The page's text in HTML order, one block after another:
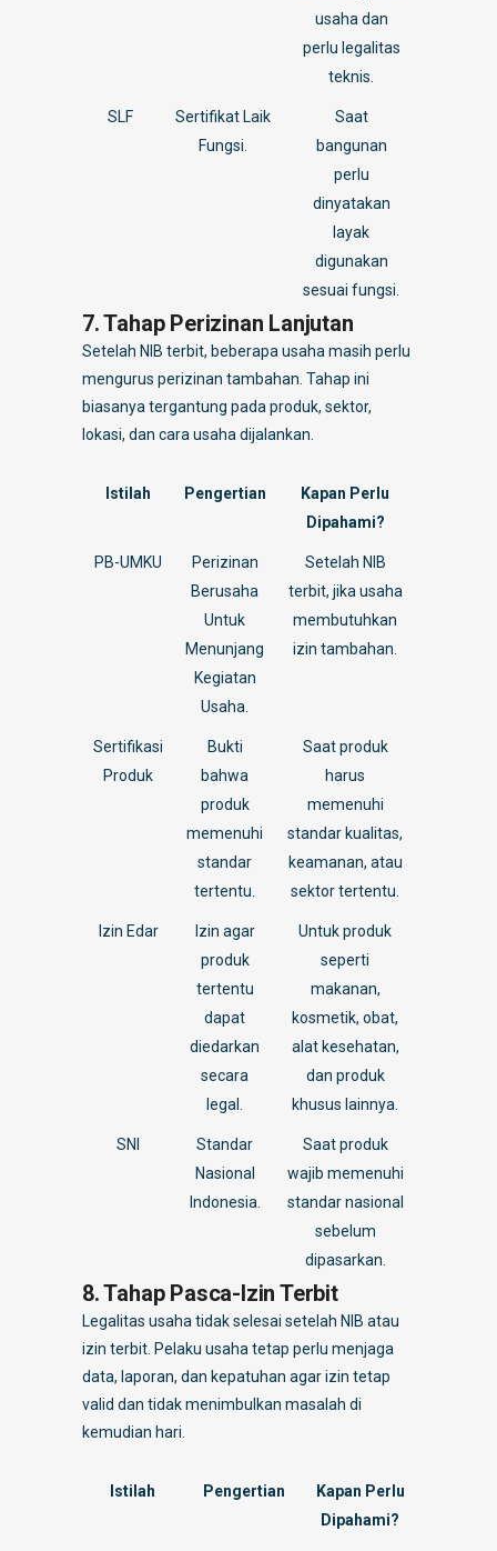
usaha dan
perlu legalitas
teknis.
SLF
Sertifikat Laik
Fungsi.
Saat
bangunan
perlu
dinyatakan
layak
digunakan
sesuai fungsi.
7. Tahap Perizinan Lanjutan
Setelah NIB terbit, beberapa usaha masih perlu
mengurus perizinan tambahan. Tahap ini
biasanya tergantung pada produk, sektor,
lokasi, dan cara usaha dijalankan.
Istilah Pengertian
Kapan Perlu
Dipahami?
PB-UMKU
Perizinan
Berusaha
Untuk
Menunjang
Kegiatan
Usaha.
Setelah NIB
terbit, jika usaha
membutuhkan
izin tambahan.
Sertifikasi
Produk
Bukti
bahwa
produk
memenuhi
standar
tertentu.
Saat produk
harus
memenuhi
standar kualitas,
keamanan, atau
sektor tertentu.
Izin Edar
Izin agar
produk
tertentu
dapat
diedarkan
secara
legal.
Untuk produk
seperti
makanan,
kosmetik, obat,
alat kesehatan,
dan produk
khusus lainnya.
SNI
Standar
Nasional
Indonesia.
Saat produk
wajib memenuhi
standar nasional
sebelum
dipasarkan.
8. Tahap Pasca-Izin Terbit
Legalitas usaha tidak selesai setelah NIB atau
izin terbit. Pelaku usaha tetap perlu menjaga
data, laporan, dan kepatuhan agar izin tetap
valid dan tidak menimbulkan masalah di
kemudian hari.
Istilah Pengertian
Kapan Perlu
Dipahami?